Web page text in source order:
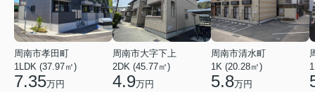
周南市孝田町
1LDK (37.97㎡)
7.35万円
周南市大字下上
2DK (45.77㎡)
4.9万円
周南市清水町
1K (20.28㎡)
5.8万円